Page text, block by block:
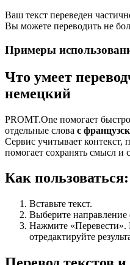
Ваш текст переведен
Вы можете переводить не
Примеры
Что умеет
немецкий
PROMT.One помогает
отдельные слова с
Сервис учитывает контекст,
помогает сохранять смысл и
Как
Вставьте текст.
Выберите
Нажмите «Перевести».
отредактируйте